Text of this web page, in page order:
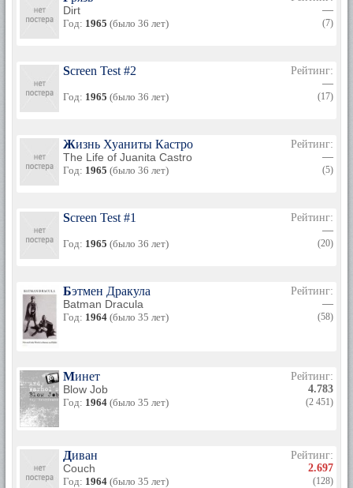
Dirt
Год: 1965 (было 36 лет)
—
(7)
Screen Test #2
Год: 1965 (было 36 лет)
Рейтинг:
—
(17)
Жизнь Хуаниты Кастро
The Life of Juanita Castro
Год: 1965 (было 36 лет)
Рейтинг:
—
(5)
Screen Test #1
Год: 1965 (было 36 лет)
Рейтинг:
—
(20)
Бэтмен Дракула
Batman Dracula
Год: 1964 (было 35 лет)
Рейтинг:
—
(58)
Минет
Blow Job
Год: 1964 (было 35 лет)
Рейтинг:
4.783
(2 451)
Диван
Couch
Год: 1964 (было 35 лет)
Рейтинг:
2.697
(128)